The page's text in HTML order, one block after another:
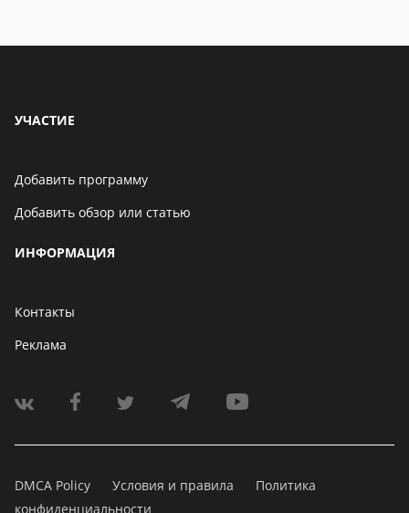
УЧАСТИЕ
Добавить программу
Добавить обзор или статью
ИНФОРМАЦИЯ
Контакты
Реклама
DMCA Policy Условия и правила
Политика
конфиденциальности